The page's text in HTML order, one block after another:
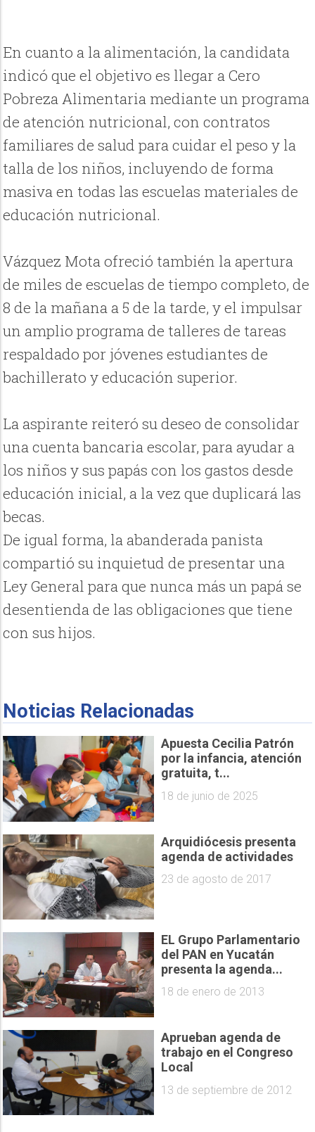
En cuanto a la alimentación, la candidata
indicó que el objetivo es llegar a Cero
Pobreza Alimentaria mediante un programa
de atención nutricional, con contratos
familiares de salud para cuidar el peso y la
talla de los niños, incluyendo de forma
masiva en todas las escuelas materiales de
educación nutricional.
Vázquez Mota ofreció también la apertura
de miles de escuelas de tiempo completo, de
8 de la mañana a 5 de la tarde, y el impulsar
un amplio programa de talleres de tareas
respaldado por jóvenes estudiantes de
bachillerato y educación superior.
La aspirante reiteró su deseo de consolidar
una cuenta bancaria escolar, para ayudar a
los niños y sus papás con los gastos desde
educación inicial, a la vez que duplicará las
becas.
De igual forma, la abanderada panista
compartió su inquietud de presentar una
Ley General para que nunca más un papá se
desentienda de las obligaciones que tiene
con sus hijos.
Noticias Relacionadas
Apuesta Cecilia Patrón
por la infancia, atención
gratuita, t...
18 de junio de 2025
Arquidiócesis presenta
agenda de actividades
23 de agosto de 2017
EL Grupo Parlamentario
del PAN en Yucatán
presenta la agenda...
18 de enero de 2013
Aprueban agenda de
trabajo en el Congreso
Local
13 de septiembre de 2012